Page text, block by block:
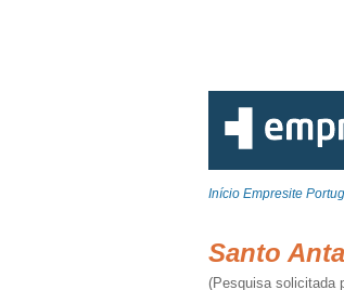
Início Empresite
Santo
(Pesquisa solicitada